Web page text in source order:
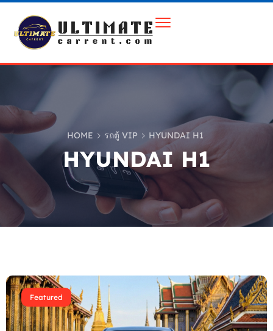
HOME รถตู้ VIP HYUNDAI H1
HYUNDAI H1
Featured